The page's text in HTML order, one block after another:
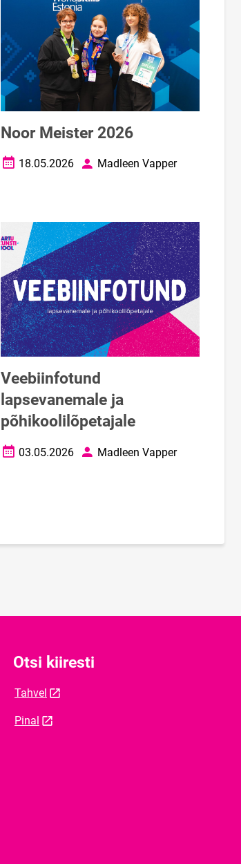
Noor Meister 2026
Loomise kuupäev
18.05.2026 AutorMadleen Vapper
Veebiinfotund
lapsevanemale ja
põhikoolilõpetajale
Loomise kuupäev
03.05.2026 AutorMadleen Vapper
Otsi kiiresti
Tahvel
Pinal